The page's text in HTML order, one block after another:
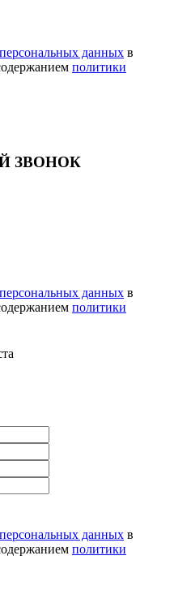
данных в
политики
ЗВОНОК
данных в
политики
данных в
политики